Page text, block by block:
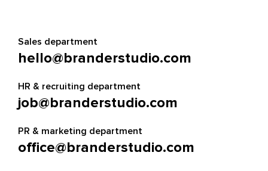
Sales department
hello@branderstudio.com
HR & recruiting department
job@branderstudio.com
PR & marketing department
office@branderstudio.com